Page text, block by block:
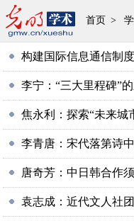
首页 >
构建国际信息通信制
李宁：“三大里程碑”
焦永利：探索“未来城
李青唐：宋代落第诗
唐奇芳：中日韩合作
袁志成：近代文人社